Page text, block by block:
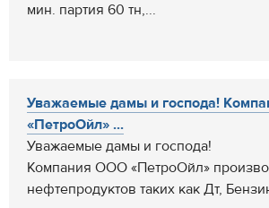
мин. партия 60 тн,...
Уважаемые дамы и господа!
«ПетроОйл» ...
Уважаемые дамы и господа!
Компания ООО «ПетроОйл»
нефтепродуктов таких как Дт,